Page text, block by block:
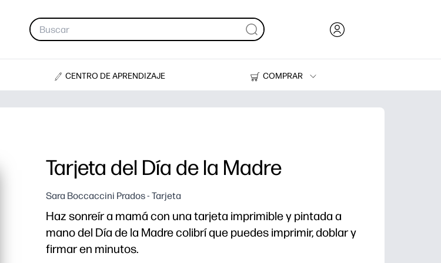
CENTRO DE APRENDIZAJE
COMPRAR
Impresoras
Tarjeta del Día de la Madre
Sara Boccaccini Prados - Tarjeta
Haz sonreír a mamá con una tarjeta imprimible y pintada a
mano del Día de la Madre colibrí que puedes imprimir, doblar y
firmar en minutos.